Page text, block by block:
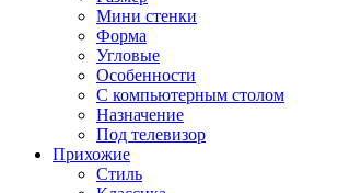
Мини стенки
Форма
Угловые
Особенности
С компьютерным столом
Назначение
Под телевизор
Прихожие
Стиль